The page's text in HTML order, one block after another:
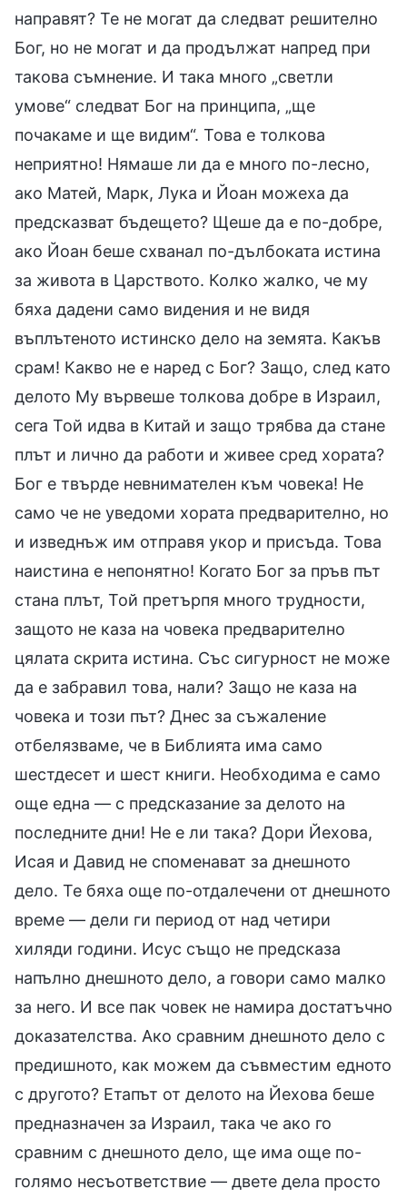
направят? Те не могат да следват решително
Бог, но не могат и да продължат напред при
такова съмнение. И така много „светли
умове“ следват Бог на принципа, „ще
почакаме и ще видим“. Това е толкова
неприятно! Нямаше ли да е много по-лесно,
ако Матей, Марк, Лука и Йоан можеха да
предсказват бъдещето? Щеше да е по-добре,
ако Йоан беше схванал по-дълбоката истина
за живота в Царството. Колко жалко, че му
бяха дадени само видения и не видя
въплътеното истинско дело на земята. Какъв
срам! Какво не е наред с Бог? Защо, след като
делото Му вървеше толкова добре в Израил,
сега Той идва в Китай и защо трябва да стане
плът и лично да работи и живее сред хората?
Бог е твърде невнимателен към човека! Не
само че не уведоми хората предварително, но
и изведнъж им отправя укор и присъда. Това
наистина е непонятно! Когато Бог за пръв път
стана плът, Той претърпя много трудности,
защото не каза на човека предварително
цялата скрита истина. Със сигурност не може
да е забравил това, нали? Защо не каза на
човека и този път? Днес за съжаление
отбелязваме, че в Библията има само
шестдесет и шест книги. Необходима е само
още една — с предсказание за делото на
последните дни! Не е ли така? Дори Йехова,
Исая и Давид не споменават за днешното
дело. Те бяха още по-отдалечени от днешното
време — дели ги период от над четири
хиляди години. Исус също не предсказа
напълно днешното дело, а говори само малко
за него. И все пак човек не намира достатъчно
доказателства. Ако сравним днешното дело с
предишното, как можем да съвместим едното
с другото? Етапът от делото на Йехова беше
предназначен за Израил, така че ако го
сравним с днешното дело, ще има още по-
голямо несъответствие — двете дела просто